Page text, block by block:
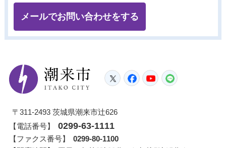
メールでお問い合わせをする
潮来市
TwitterFacebook
YouTube
〒311-2493 茨城県潮来市辻626
【電話番号】
0299-63-1111
【ファクス番号】
0299-80-1100